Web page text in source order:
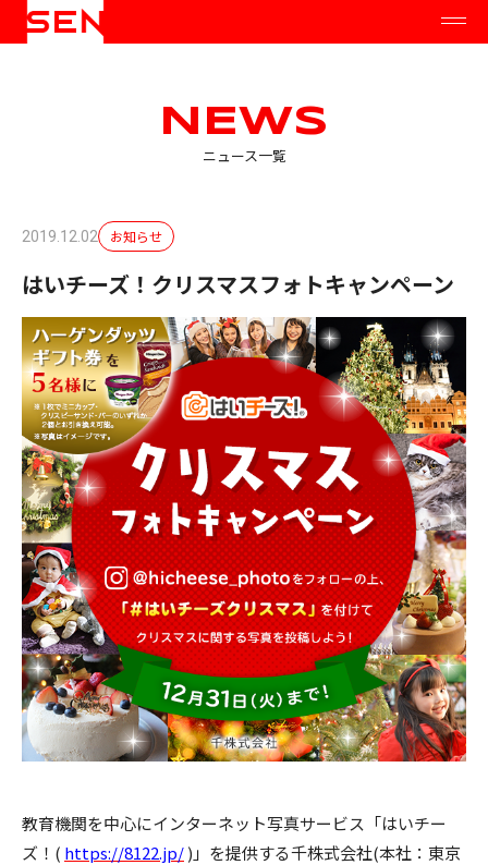
NEWS
ニュース一覧
2019.12.02 お知らせ
はいチーズ！クリスマスフォトキャンペーン
教育機関を中心にインターネット写真サービス「はいチー
ズ！( https://8122.jp/)」を提供する千株式会社(本社：東京